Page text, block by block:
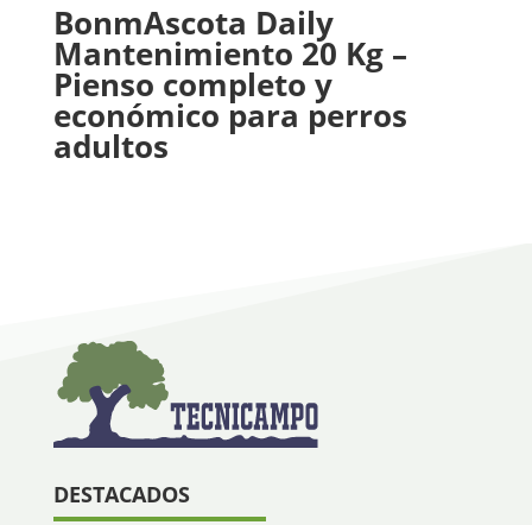
BonmAscota Daily
Mantenimiento 20 Kg –
Pienso completo y
económico para perros
adultos
DESTACADOS